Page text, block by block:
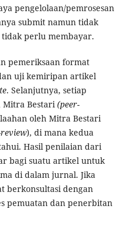
pengelolaan/pemrosesan
submit namun tidak
tidak perlu membayar.
pemeriksaan format
uji kemiripan artikel
. Selanjutnya, setiap
Mitra Bestari(peer-
oleh Mitra Bestari
), di mana kedua
Hasil penilaian dari
bagi suatu artikel untuk
di dalam jurnal. Jika
berkonsultasi dengan
pemuatan dan penerbitan